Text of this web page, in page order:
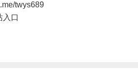
twys689
入口